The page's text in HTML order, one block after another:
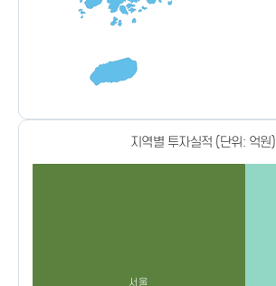
지역별 투자실적 (단위: 억원)